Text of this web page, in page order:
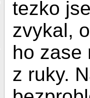
tezko
zvykal,
ho zase
z ruky.